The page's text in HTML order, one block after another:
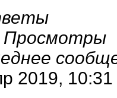
Просмотры
2019, 10:31